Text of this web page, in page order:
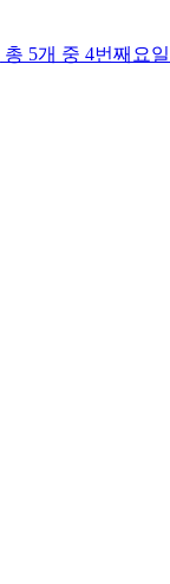
총 5개 중 4번째 요